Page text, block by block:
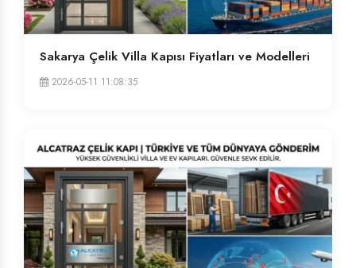
Sakarya Çelik Villa Kapısı Fiyatları ve Modelleri
2026-05-11 11:08:35